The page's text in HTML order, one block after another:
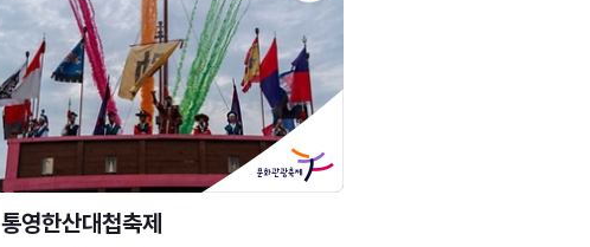
통영한산대첩축제